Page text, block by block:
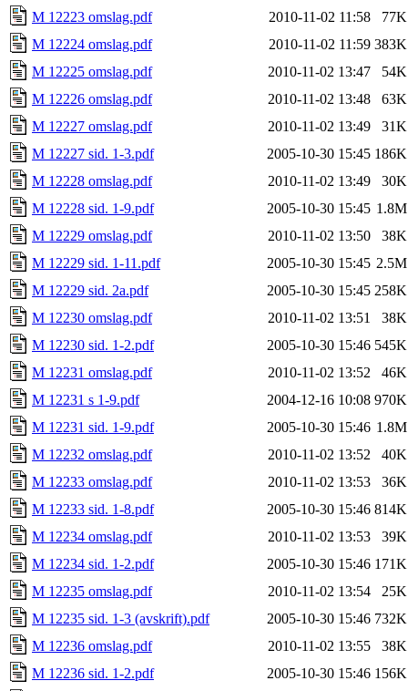
M 12223 omslag.pdf
2010-11-02 11:58
77K
M 12224 omslag.pdf
2010-11-02 11:59 383K
M 12225 omslag.pdf
2010-11-02 13:47
54K
M 12226 omslag.pdf
2010-11-02 13:48
63K
M 12227 omslag.pdf
2010-11-02 13:49
31K
M 12227 sid. 1-3.pdf
2005-10-30 15:45 186K
M 12228 omslag.pdf
2010-11-02 13:49
30K
M 12228 sid. 1-9.pdf
2005-10-30 15:45 1.8M
M 12229 omslag.pdf
2010-11-02 13:50
38K
M 12229 sid. 1-11.pdf
2005-10-30 15:45 2.5M
M 12229 sid. 2a.pdf
2005-10-30 15:45 258K
M 12230 omslag.pdf
2010-11-02 13:51
38K
M 12230 sid. 1-2.pdf
2005-10-30 15:46 545K
M 12231 omslag.pdf
2010-11-02 13:52
46K
M 12231 s 1-9.pdf
2004-12-16 10:08 970K
M 12231 sid. 1-9.pdf
2005-10-30 15:46 1.8M
M 12232 omslag.pdf
2010-11-02 13:52
40K
M 12233 omslag.pdf
2010-11-02 13:53
36K
M 12233 sid. 1-8.pdf
2005-10-30 15:46 814K
M 12234 omslag.pdf
2010-11-02 13:53
39K
M 12234 sid. 1-2.pdf
2005-10-30 15:46 171K
M 12235 omslag.pdf
2010-11-02 13:54
25K
M 12235 sid. 1-3 (avskrift).pdf
2005-10-30 15:46 732K
M 12236 omslag.pdf
2010-11-02 13:55
38K
M 12236 sid. 1-2.pdf
2005-10-30 15:46 156K